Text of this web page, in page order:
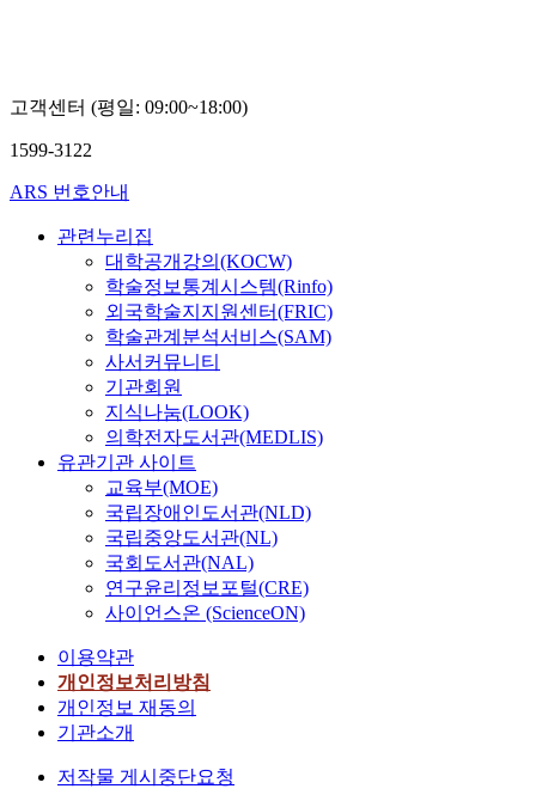
고객센터 (평일: 09:00~18:00)
1599-3122
ARS 번호안내
관련누리집
대학공개강의(KOCW)
학술정보통계시스템(Rinfo)
외국학술지지원센터(FRIC)
학술관계분석서비스(SAM)
사서커뮤니티
기관회원
지식나눔(LOOK)
의학전자도서관(MEDLIS)
유관기관 사이트
교육부(MOE)
국립장애인도서관(NLD)
국립중앙도서관(NL)
국회도서관(NAL)
연구윤리정보포털(CRE)
사이언스온 (ScienceON)
이용약관
개인정보처리방침
개인정보 재동의
기관소개
저작물 게시중단요청